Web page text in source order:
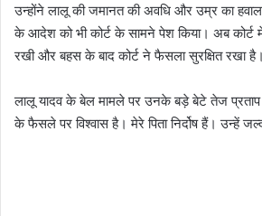
उन्होंने लालू की जमानत की अवधि और उम्र का हवाला
के आदेश को भी कोर्ट के सामने पेश किया। अब कोर्ट
रखी और बहस के बाद कोर्ट ने फैसला सुरक्षित रखा है।
लालू यादव के बेल मामले पर उनके बड़े बेटे तेज प्रताप
के फैसले पर विश्वास है। मेरे पिता निर्दोष हैं। उन्हें